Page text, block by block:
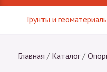
Грунты и
Главная / Каталог /